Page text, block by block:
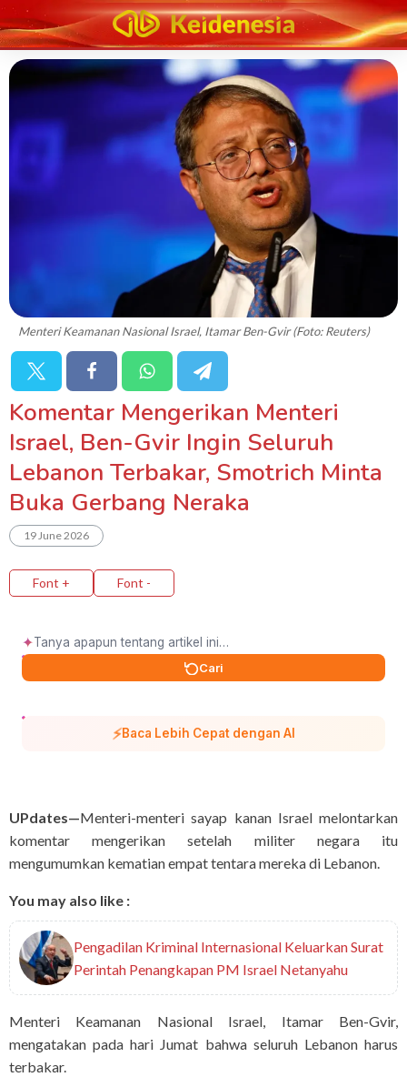
Menteri Keamanan Nasional Israel, Itamar Ben-Gvir (Foto: Reuters)
Komentar Mengerikan Menteri
Israel, Ben-Gvir Ingin Seluruh
Lebanon Terbakar, Smotrich Minta
Buka Gerbang Neraka
19 June 2026
Font + Font -
✦
Cari
⚡Baca Lebih Cepat dengan AI
UPdates—Menteri-menteri sayap kanan Israel melontarkan
komentar mengerikan setelah militer negara itu
mengumumkan kematian empat tentara mereka di Lebanon.
You may also like :
Pengadilan Kriminal Internasional Keluarkan Surat
Perintah Penangkapan PM Israel Netanyahu
Menteri Keamanan Nasional Israel, Itamar Ben-Gvir,
mengatakan pada hari Jumat bahwa seluruh Lebanon harus
terbakar.